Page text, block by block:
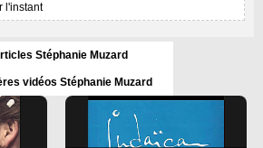
l'instant
Stéphanie Muzard
vidéos Stéphanie Muzard